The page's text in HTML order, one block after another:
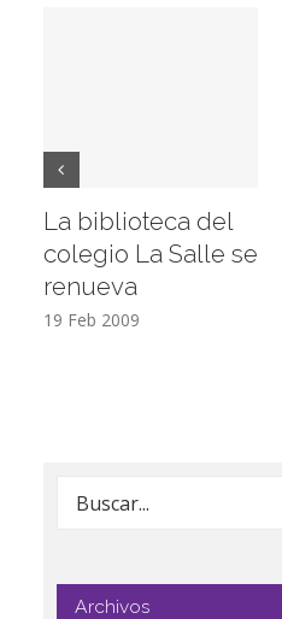
La biblioteca del
colegio La Salle se
renueva
19 Feb 2009
Buscar:
Archivos